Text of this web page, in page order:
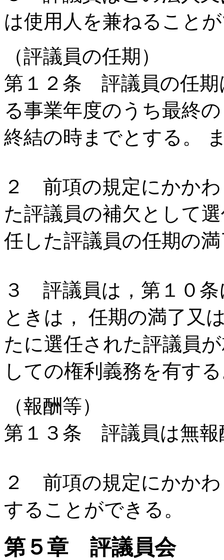
は使用人を兼ねること
（評議員の任期）
第１２条 評議員の任期
る事業年度のうち最終
終結の時までとする。
２ 前項の規定にかか
た評議員の補欠として
任した評議員の任期の
３ 評議員は，第１０
ときは， 任期の満了又
たに選任された評議員
しての権利義務を有す
（報酬等）
第１３条 評議員は無報
２ 前項の規定にかか
することができる。
第５章 評議員会